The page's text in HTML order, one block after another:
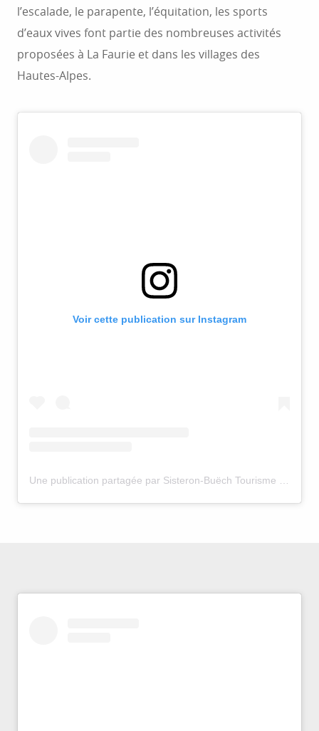
l’escalade, le parapente, l’équitation, les sports
d’eaux vives font partie des nombreuses activités
proposées à La Faurie et dans les villages des
Hautes-Alpes.
Voir cette publication sur Instagram